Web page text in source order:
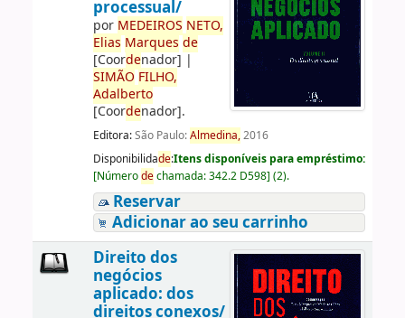
processual/
por MEDEIROS NETO,
Elias Marques de
[Coordenador] |
SIMÃO FILHO,
Adalberto
[Coordenador].
Editora:São Paulo:Almedina,2016
Disponibilidade:Itens disponíveis para empréstimo:
[Númerodechamada:342.2 D598] (2).
Reservar
Adicionar ao seu carrinho
Direito dos
negócios
aplicado: dos
direitos conexos/